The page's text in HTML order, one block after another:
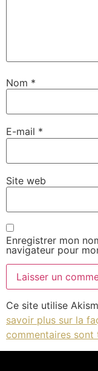
Nom *
E-mail *
Site web
Enregistrer mon
navigateur pour
Ce site utilise
savoir plus sur la
commentaires sont